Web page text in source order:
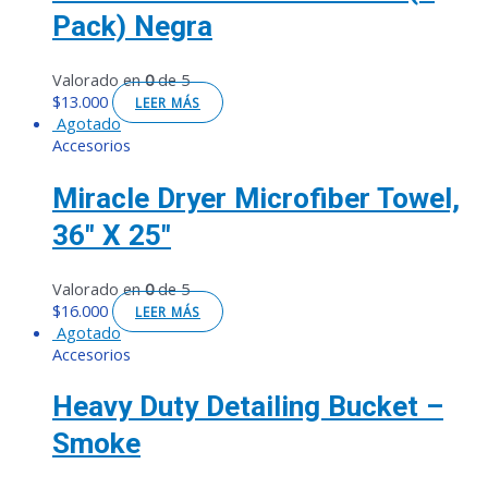
Pack) Negra
Valorado en0de 5
$13.000 LEER MÁS
Agotado
Accesorios
Miracle Dryer Microfiber Towel,
36″ X 25″
Valorado en0de 5
$16.000 LEER MÁS
Agotado
Accesorios
Heavy Duty Detailing Bucket –
Smoke